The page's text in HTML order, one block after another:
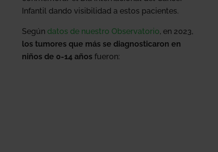
Infantil dando visibilidad a estos pacientes.
Según datos de nuestro Observatorio, en 2023,
los tumores que más se diagnosticaron en
niños de 0-14 años fueron: